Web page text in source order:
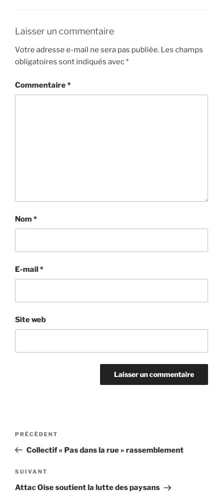
Laisser un commentaire
Votre adresse e-mail ne sera pas publiée. Les champs
obligatoires sont indiqués avec*
Commentaire*
Nom*
E-mail*
Site web
Navigation
l’article
Article
précédent
PRÉCÉDENT
Collectif « Pas dans la rue » rassemblement
Article
suivant
SUIVANT
Attac Oise soutient la lutte des paysans